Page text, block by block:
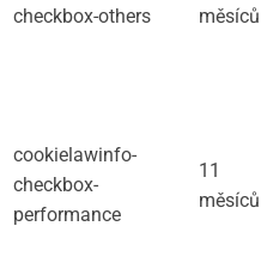
checkbox-others
měsíců
cookielawinfo-
checkbox-
performance
11
měsíců